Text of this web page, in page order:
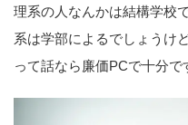
理系の人なんかは結構学校
系は学部によるでしょうけ
って話なら廉価PCで十分で